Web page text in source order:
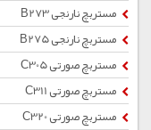
مستربچ نارنجی B273
مستربچ نارنجی B275
مستربچ صورتی C305
مستربچ صورتی C311
مستربچ صورتی C320